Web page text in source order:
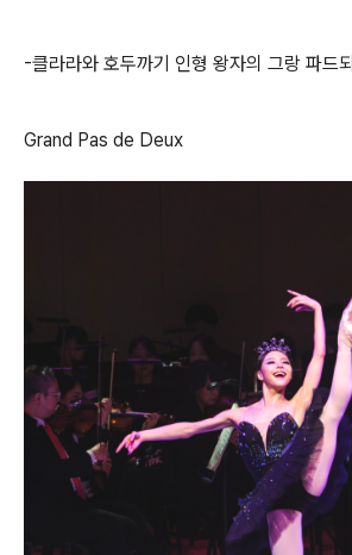
-클라라와 호두까기 인형 왕자의 그랑 파드되
Grand Pas de Deux